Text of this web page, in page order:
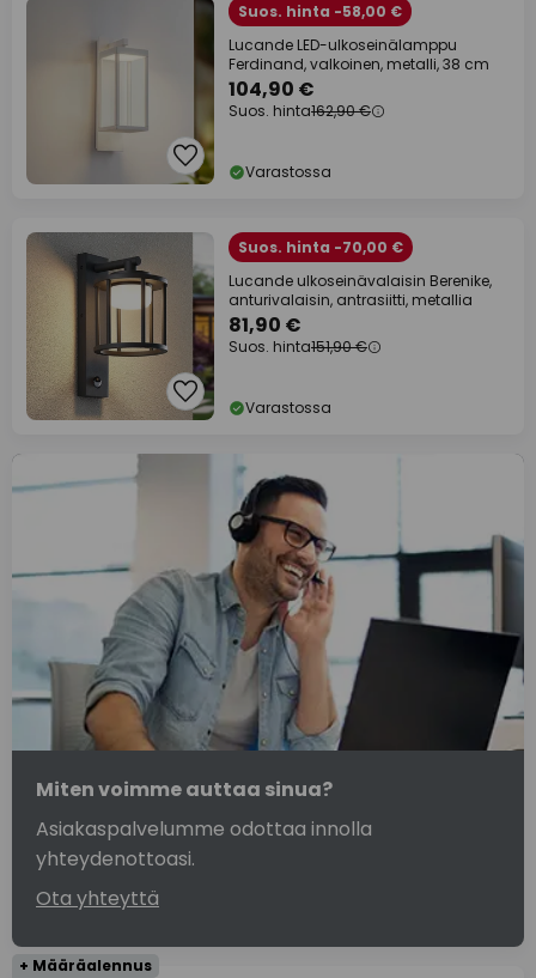
Suos. hinta -58,00 €
Lucande LED-ulkoseinälamppu
Ferdinand, valkoinen, metalli, 38 cm
104,90 €
Suos. hinta162,90 €
Varastossa
Suos. hinta -70,00 €
Lucande ulkoseinävalaisin Berenike,
anturivalaisin, antrasiitti, metallia
81,90 €
Suos. hinta151,90 €
Varastossa
Miten voimme auttaa sinua?
Asiakaspalvelumme odottaa innolla
yhteydenottoasi.
Ota yhteyttä
+ Määräalennus